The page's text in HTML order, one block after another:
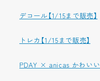
デコール【1/15まで販売】
トレカ【1/15まで販売】
PDAY × anicas かわい